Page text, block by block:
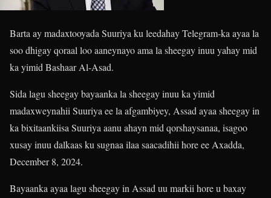
Barta ay madaxtooyada Suuriya ku leedahay Telegram-ka ayaa la
soo dhigay qoraal loo aaneynayo ama la sheegay inuu yahay mid
ka yimid Bashaar Al-Asad.
Sida lagu sheegay bayaanka la sheegay inuu ka yimid
madaxweynahii Suuriya ee la afgambiyey, Assad ayaa sheegay in
ka bixitaankiisa Suuriya aanu ahayn mid qorshaysanaa, isagoo
xusay inuu dalkaas ku sugnaa ilaa saacadihii hore ee Axadda,
December 8, 2024.
Bayaanka ayaa lagu sheegay in Assad uu markii hore u baxay